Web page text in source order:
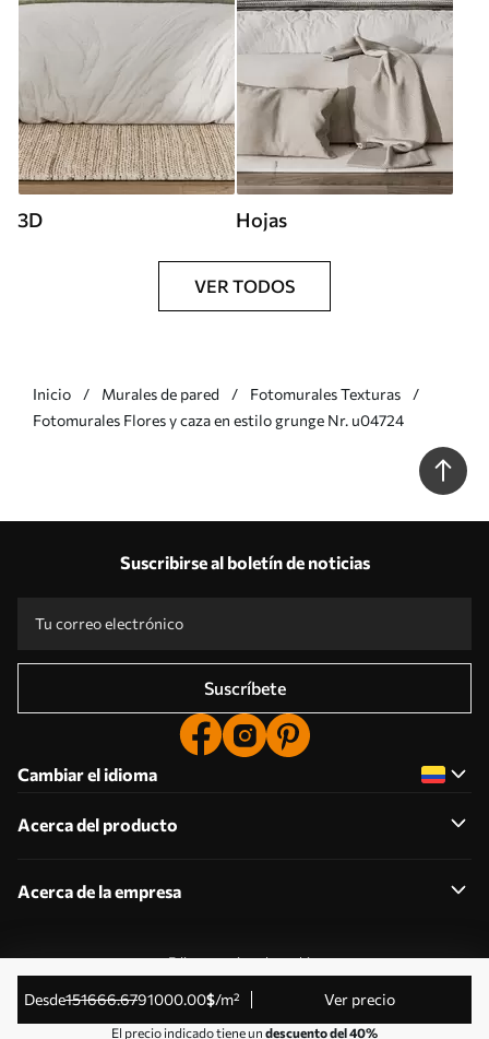
desde151666.6791000.00$/m² Ver precio
El precio indicado tiene un descuento del 40%
3D Hojas
VER TODOS
Inicio Murales de pared
Fotomurales Texturas
Fotomurales Flores y caza en estilo grunge Nr. u04724
Suscribirse al boletín de noticias
Suscríbete
Cambiar el idioma
Acerca del producto
Acerca de la empresa
Editar permisos de cookies
© 2011-2026 Uwalls . Todos los derechos reservados.
Gestionado por KLW Sp. z o.o. CIF: PL9223057591.